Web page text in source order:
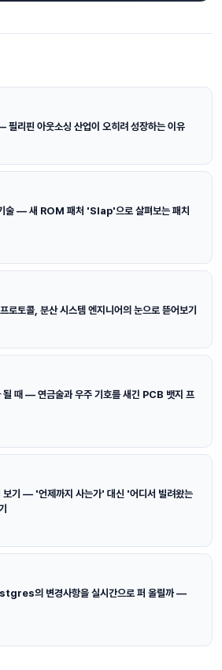
리핀 아웃소싱 산업이 오히려 성장하는 이유
술 — 새 ROM 패처 'Slap'으로 살펴보는 패치
로토콜, 분산 시스템 엔지니어의 눈으로 뜯어보기
될 때 — 연금술과 우주 기호를 새긴 PCB 뱃지 프
기 — '언제까지 사는가' 대신 '어디서 빌려왔는
의 변경사항을 실시간으로 퍼 올릴까 —